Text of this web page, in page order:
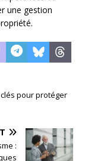
une gestion
pour protéger
: